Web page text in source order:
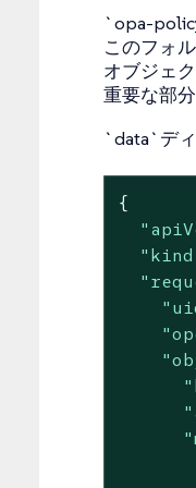
`opa-
このフォ
オブジェ
重要な部
`data`デ
{